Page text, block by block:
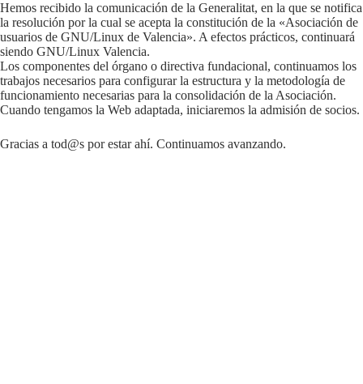
Hemos recibido la comunicación de la Generalitat, en la que se notifica
la resolución por la cual se acepta la constitución de la «Asociación de
usuarios de GNU/Linux de Valencia». A efectos prácticos, continuará
siendo GNU/Linux Valencia.
Los componentes del órgano o directiva fundacional, continuamos los
trabajos necesarios para configurar la estructura y la metodología de
funcionamiento necesarias para la consolidación de la Asociación.
Cuando tengamos la Web adaptada, iniciaremos la admisión de socios.
Gracias a tod@s por estar ahí. Continuamos avanzando.